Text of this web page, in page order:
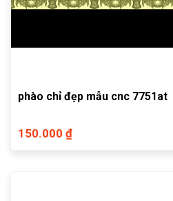
phào chỉ đẹp mẫu cnc 7751at
150.000 ₫